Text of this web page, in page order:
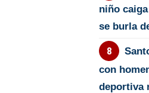
niño
se burla
con
deportiva